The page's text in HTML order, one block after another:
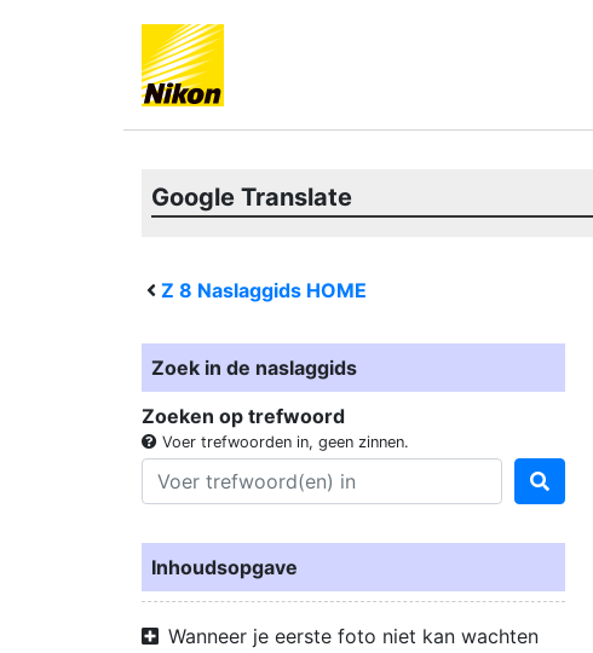
Google Translate
Z 8 Naslaggids HOME
Zoek in de naslaggids
Zoeken op trefwoord
Voer trefwoorden in, geen zinnen.
Inhoudsopgave
Wanneer je eerste foto niet kan wachten